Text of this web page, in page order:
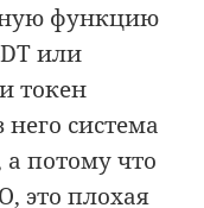
функцию
или
токен
система
потому что
это плохая